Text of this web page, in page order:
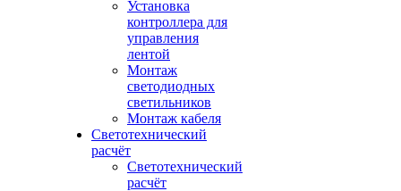
Установка
контроллера для
управления
лентой
Монтаж
светодиодных
светильников
Монтаж кабеля
Светотехнический
расчёт
Светотехнический
расчёт